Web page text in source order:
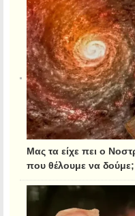
Μας τα είχε πει ο
που θέλουμε να δούμε;